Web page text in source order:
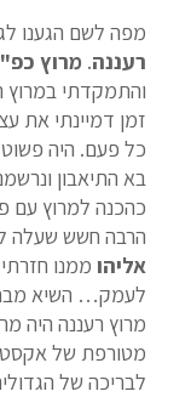
מפה לשם הגענו
רעננה. מרוץ
והתמקדתי במרוץ
זמן דמיינתי את
כל פעם. היה פשוט
בא התיאבון
כהכנה למרוץ עם
הרבה חשש שעלה
אליהוממנו
לעמק… השיא
מרוץ רעננה היה
מטורפת של
לבריכה של